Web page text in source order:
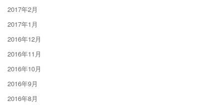
2017年2月
2017年1月
2016年12月
2016年11月
2016年10月
2016年9月
2016年8月